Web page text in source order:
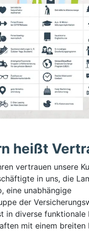
heißt
vertrauen unsere
in uns, die
eine unabhängige
der
in diverse funktionale
mit einem breiten